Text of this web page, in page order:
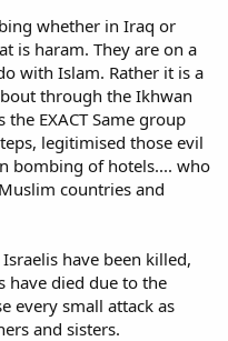
whether in Iraq or
is haram. They are on a
with Islam. Rather it is a
through the Ikhwan
EXACT Same group
legitimised those evil
bombing of hotels.... who
countries and
have been killed,
have died due to the
every small attack as
and sisters.